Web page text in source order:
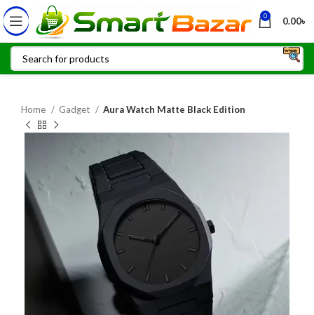
0 0.00৳
Home Gadget Aura Watch Matte Black Edition